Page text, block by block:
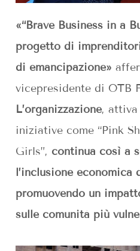
«“Brave Business in a
progetto di
di emancipazione»
vicepresidente di OTB
L’organizzazione, attiva
iniziative come “Pink
Girls”, continua così a
l’inclusione economica
promuovendo un
sulle comunità più